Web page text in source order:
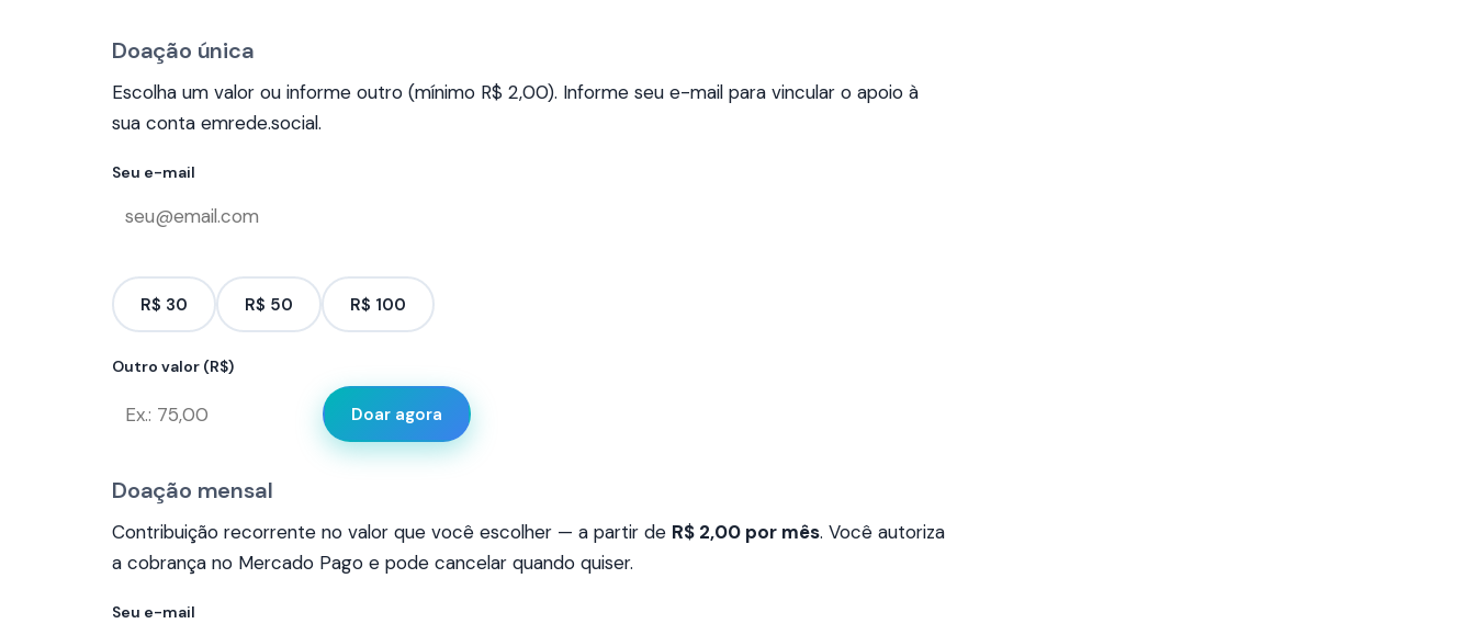
Doação única
Escolha um valor ou informe outro (mínimo R$ 2,00). Informe seu e-mail para vincular o apoio à
sua conta emrede.social.
Seu e-mail
R$ 30 R$ 50 R$ 100
Outro valor (R$)
Doar agora
Doação mensal
Contribuição recorrente no valor que você escolher — a partir de R$ 2,00 por mês. Você autoriza
a cobrança no Mercado Pago e pode cancelar quando quiser.
Seu e-mail